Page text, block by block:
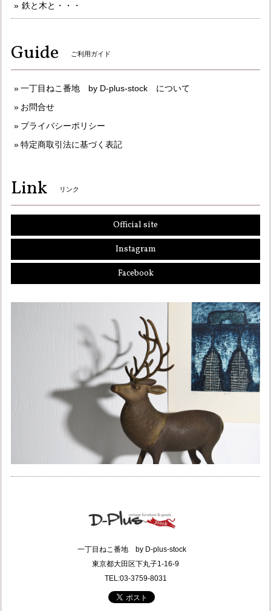
鉄と木と・・・
Guide ご利用ガイド
一丁目ねこ番地 by D-plus-stock について
お問合せ
プライバシーポリシー
特定商取引法に基づく表記
Link リンク
Official site
Instagram
Facebook
一丁目ねこ番地 by D-plus-stock
東京都大田区下丸子1-16-9
TEL:03-3759-8031